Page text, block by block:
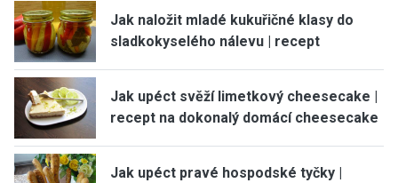
Jak naložit mladé kukuřičné klasy do
sladkokyselého nálevu | recept
Jak upéct svěží limetkový cheesecake |
recept na dokonalý domácí cheesecake
Jak upéct pravé hospodské tyčky |